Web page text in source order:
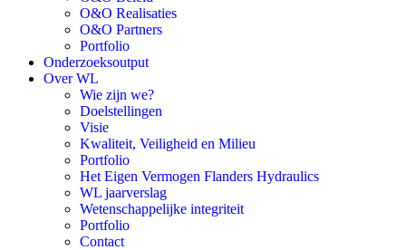
O&O Realisaties
O&O Partners
Portfolio
Onderzoeksoutput
Over WL
Wie zijn we?
Doelstellingen
Visie
Kwaliteit, Veiligheid en Milieu
Portfolio
Het Eigen Vermogen Flanders Hydraulics
WL jaarverslag
Wetenschappelijke integriteit
Portfolio
Contact